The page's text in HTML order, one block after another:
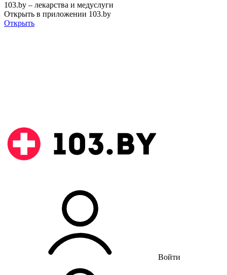
103.by – лекарства и медуслуги
Открыть в приложении 103.by
Открыть
Войти